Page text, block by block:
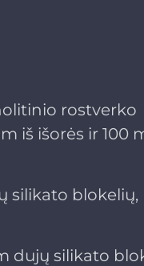
rostverko
iš išorės ir 100
silikato blokelių,
dujų silikato